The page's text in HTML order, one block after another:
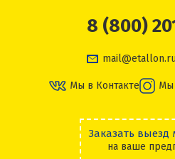
8 (800)
mail@etallon.ru
Мы в Контакте Мы
Заказать
на ваше